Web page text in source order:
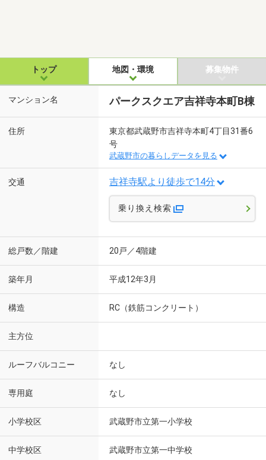
トップ 地図・環境 募集物件
マンション名 パークスクエア吉祥寺本町B棟
住所
東京都武蔵野市吉祥寺本町4丁目31番6
号
武蔵野市の暮らしデータを見る
交通 吉祥寺駅より徒歩で14分
乗り換え検索
総戸数／階建 20戸／4階建
築年月 平成12年3月
構造 RC（鉄筋コンクリート）
主方位
ルーフバルコニー なし
専用庭 なし
小学校区 武蔵野市立第一小学校
中学校区 武蔵野市立第一中学校